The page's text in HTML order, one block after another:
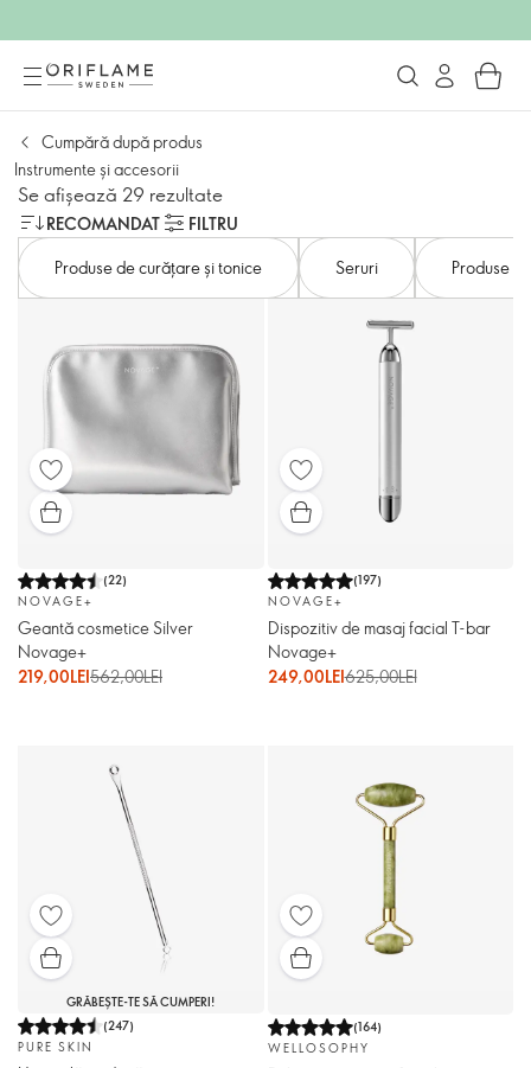
Cumpără după produs
Instrumente și accesorii
Se afișează 29 rezultate
RECOMANDAT
FILTRU
Produse de curățare și tonice
Seruri Produse
(22)
NOVAGE+
Geantă cosmetice Silver
Novage+
219,00LEI562,00LEI
(197)
NOVAGE+
Dispozitiv de masaj facial T-bar
Novage+
249,00LEI625,00LEI
GRĂBEȘTE-TE SĂ CUMPERI!
(247)
PURE SKIN
(164)
WELLOSOPHY